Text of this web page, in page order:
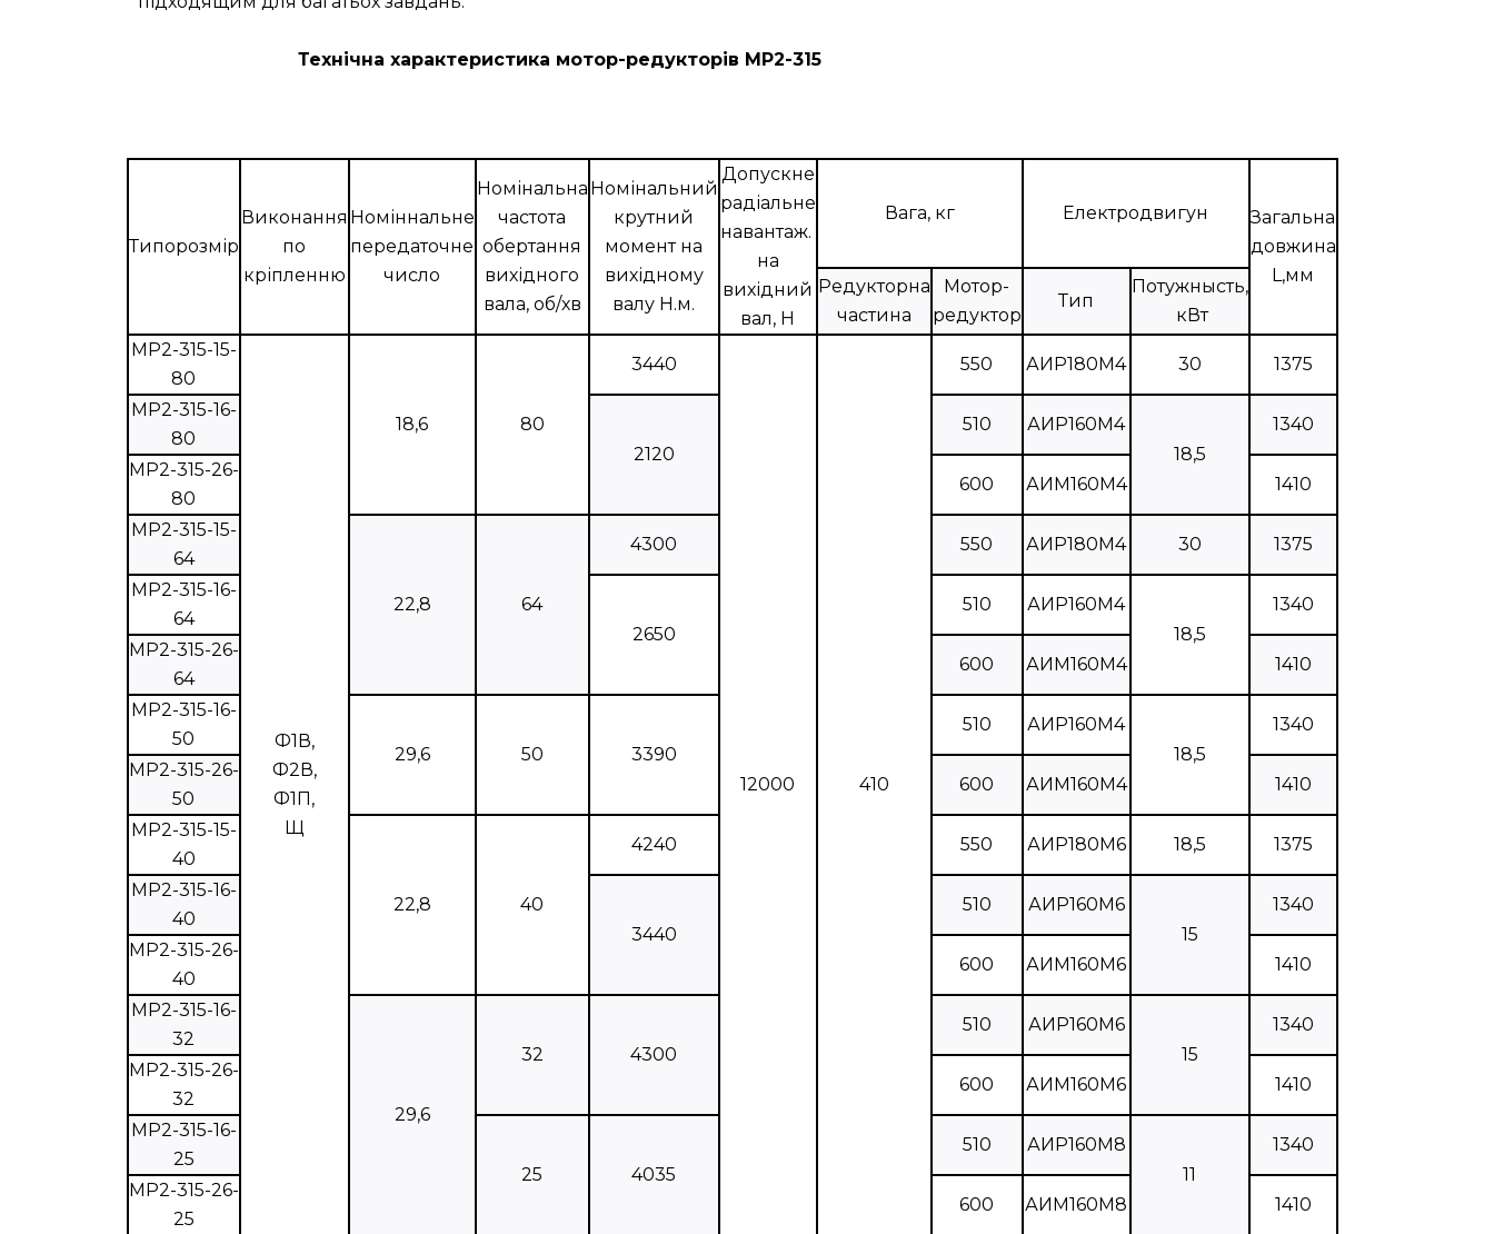
Технічна характеристика мотор-редукторів МР2-315
Типорозмір
Виконання
по
кріпленню
Номіннальне
передаточне
число
Номінальна
частота
обертання
вихідного
вала, об/хв
Номінальний
крутний
момент на
вихідному
валу Н.м.
Допускне
радіальне
навантаж.
на
вихідний
вал, Н
Вага, кг Електродвигун
Загальна
довжина
L,мм
Редукторна
частина
Мотор-
редуктор
Тип
Потужнысть,
кВт
МР2-315-15-
80
Ф1В,
Ф2В,
Ф1П,
Щ
18,6 80
3440
12000 410
550 АИР180М4 30 1375
МР2-315-16-
80
2120
510
АИР160М4
18,5
1340
МР2-315-26-
80
600 АИМ160М4 1410
МР2-315-15-
64
22,8 64
4300 550 АИР180М4 30 1375
МР2-315-16-
64
2650
510
АИР160М4
18,5
1340
МР2-315-26-
64
600 АИМ160М4 1410
МР2-315-16-
50
29,6 50 3390
510
АИР160М4
18,5
1340
МР2-315-26-
50
600 АИМ160М4 1410
МР2-315-15-
40
22,8 40
4240 550 АИР180М6 18,5 1375
МР2-315-16-
40
3440
510
АИР160М6
15
1340
МР2-315-26-
40
600 АИМ160М6 1410
МР2-315-16-
32
29,6
32 4300
510
АИР160М6
15
1340
МР2-315-26-
32
600 АИМ160М6 1410
МР2-315-16-
25
25 4035
510
АИР160М8
11
1340
МР2-315-26-
25
600 АИМ160М8 1410